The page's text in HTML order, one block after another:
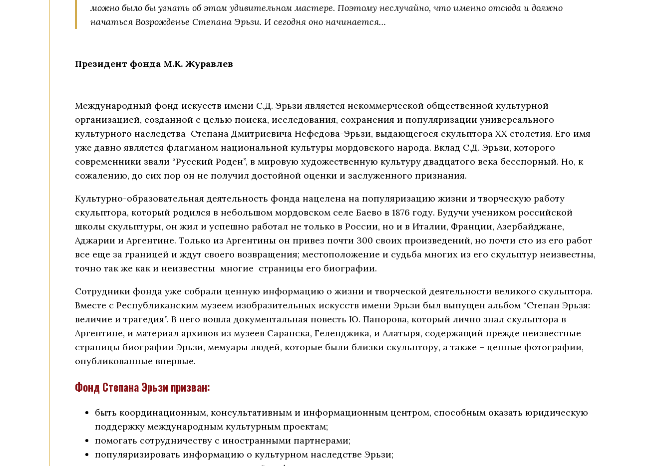
можно было бы узнать об этом удивительном мастере. Поэтому неслучайно, что именно отсюда и должно
начаться Возрожденье Степана Эрьзи. И сегодня оно начинается…
Президент фонда М.К. Журавлев
Международный фонд искусств имени С.Д. Эрьзи является некоммерческой общественной культурной
организацией, созданной с целью поиска, исследования, сохранения и популяризации универсального
культурного наследства Степана Дмитриевича Нефедова-Эрьзи, выдающегося скульптора ХХ столетия. Его имя
уже давно является флагманом национальной культуры мордовского народа. Вклад С.Д. Эрьзи, которого
современники звали “Русский Роден”, в мировую художественную культуру двадцатого века бесспорный. Но, к
сожалению, до сих пор он не получил достойной оценки и заслуженного признания.
Культурно-образовательная деятельность фонда нацелена на популяризацию жизни и творческую работу
скульптора, который родился в небольшом мордовском селе Баево в 1876 году. Будучи учеником российской
школы скульптуры, он жил и успешно работал не только в России, но и в Италии, Франции, Азербайджане,
Аджарии и Аргентине. Только из Аргентины он привез почти 300 своих произведений, но почти сто из его работ
все еще за границей и ждут своего возвращения; местоположение и судьба многих из его скульптур неизвестны,
точно так же как и неизвестны многие страницы его биографии.
Сотрудники фонда уже собрали ценную информацию о жизни и творческой деятельности великого скульптора.
Вместе с Республиканским музеем изобразительных искусств имени Эрьзи был выпущен альбом “Степан Эрьзя:
величие и трагедия”. В него вошла документальная повесть Ю. Папорова, который лично знал скульптора в
Аргентине, и материал архивов из музеев Саранска, Геленджика, и Алатыря, содержащий прежде неизвестные
страницы биографии Эрьзи, мемуары людей, которые были близки скульптору, а также – ценные фотографии,
опубликованные впервые.
Фонд Степана Эрьзи призван:
быть координационным, консультативным и информационным центром, способным оказать юридическую
поддержку международным культурным проектам;
помогать сотрудничеству с иностранными партнерами;
популяризировать информацию о культурном наследстве Эрьзи;